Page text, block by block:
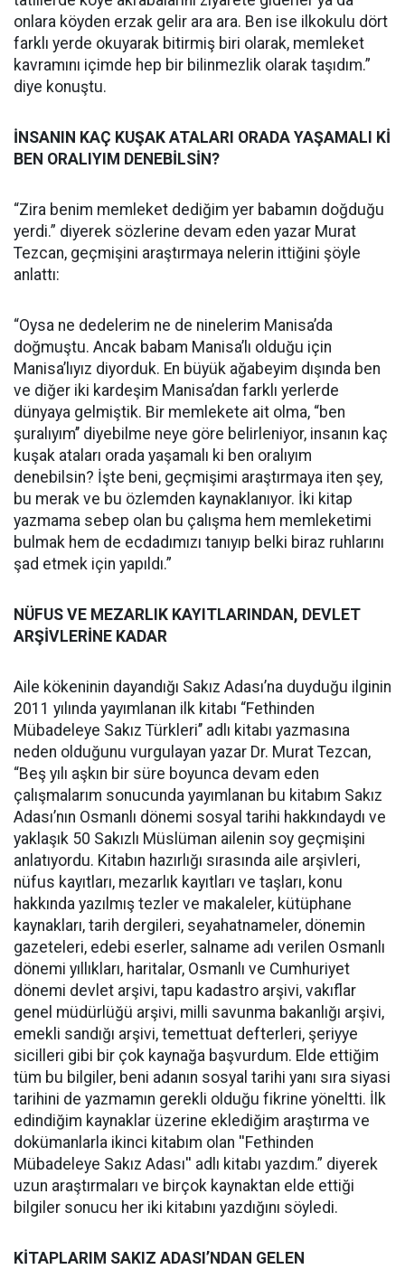
onlara köyden erzak gelir ara ara. Ben ise ilkokulu dört
farklı yerde okuyarak bitirmiş biri olarak, memleket
kavramını içimde hep bir bilinmezlik olarak taşıdım.”
diye konuştu.
İNSANIN KAÇ KUŞAK ATALARI ORADA YAŞAMALI Kİ
BEN ORALIYIM DENEBİLSİN?
“Zira benim memleket dediğim yer babamın doğduğu
yerdi.” diyerek sözlerine devam eden yazar Murat
Tezcan, geçmişini araştırmaya nelerin ittiğini şöyle
anlattı:
“Oysa ne dedelerim ne de ninelerim Manisa’da
doğmuştu. Ancak babam Manisa’lı olduğu için
Manisa’lıyız diyorduk. En büyük ağabeyim dışında ben
ve diğer iki kardeşim Manisa’dan farklı yerlerde
dünyaya gelmiştik. Bir memlekete ait olma, “ben
şuralıyım’’ diyebilme neye göre belirleniyor, insanın kaç
kuşak ataları orada yaşamalı ki ben oralıyım
denebilsin? İşte beni, geçmişimi araştırmaya iten şey,
bu merak ve bu özlemden kaynaklanıyor. İki kitap
yazmama sebep olan bu çalışma hem memleketimi
bulmak hem de ecdadımızı tanıyıp belki biraz ruhlarını
şad etmek için yapıldı.”
NÜFUS VE MEZARLIK KAYITLARINDAN, DEVLET
ARŞİVLERİNE KADAR
Aile kökeninin dayandığı Sakız Adası’na duyduğu ilginin
2011 yılında yayımlanan ilk kitabı “Fethinden
Mübadeleye Sakız Türkleri’’ adlı kitabı yazmasına
neden olduğunu vurgulayan yazar Dr. Murat Tezcan,
“Beş yılı aşkın bir süre boyunca devam eden
çalışmalarım sonucunda yayımlanan bu kitabım Sakız
Adası’nın Osmanlı dönemi sosyal tarihi hakkındaydı ve
yaklaşık 50 Sakızlı Müslüman ailenin soy geçmişini
anlatıyordu. Kitabın hazırlığı sırasında aile arşivleri,
nüfus kayıtları, mezarlık kayıtları ve taşları, konu
hakkında yazılmış tezler ve makaleler, kütüphane
kaynakları, tarih dergileri, seyahatnameler, dönemin
gazeteleri, edebi eserler, salname adı verilen Osmanlı
dönemi yıllıkları, haritalar, Osmanlı ve Cumhuriyet
dönemi devlet arşivi, tapu kadastro arşivi, vakıflar
genel müdürlüğü arşivi, milli savunma bakanlığı arşivi,
emekli sandığı arşivi, temettuat defterleri, şeriyye
sicilleri gibi bir çok kaynağa başvurdum. Elde ettiğim
tüm bu bilgiler, beni adanın sosyal tarihi yanı sıra siyasi
tarihini de yazmamın gerekli olduğu fikrine yöneltti. İlk
edindiğim kaynaklar üzerine eklediğim araştırma ve
dokümanlarla ikinci kitabım olan ''Fethinden
Mübadeleye Sakız Adası'' adlı kitabı yazdım.” diyerek
uzun araştırmaları ve birçok kaynaktan elde ettiği
bilgiler sonucu her iki kitabını yazdığını söyledi.
KİTAPLARIM SAKIZ ADASI’NDAN GELEN